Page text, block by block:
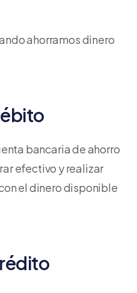
ahorramos dinero
bancaria de ahorro
efectivo y realizar
el dinero disponible